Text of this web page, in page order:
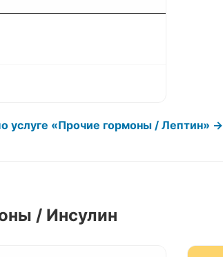
услуге «Прочие гормоны / Лептин» →
/ Инсулин